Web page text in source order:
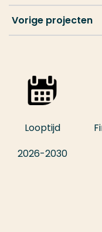
Vorige projecten
Looptijd
2026-2030